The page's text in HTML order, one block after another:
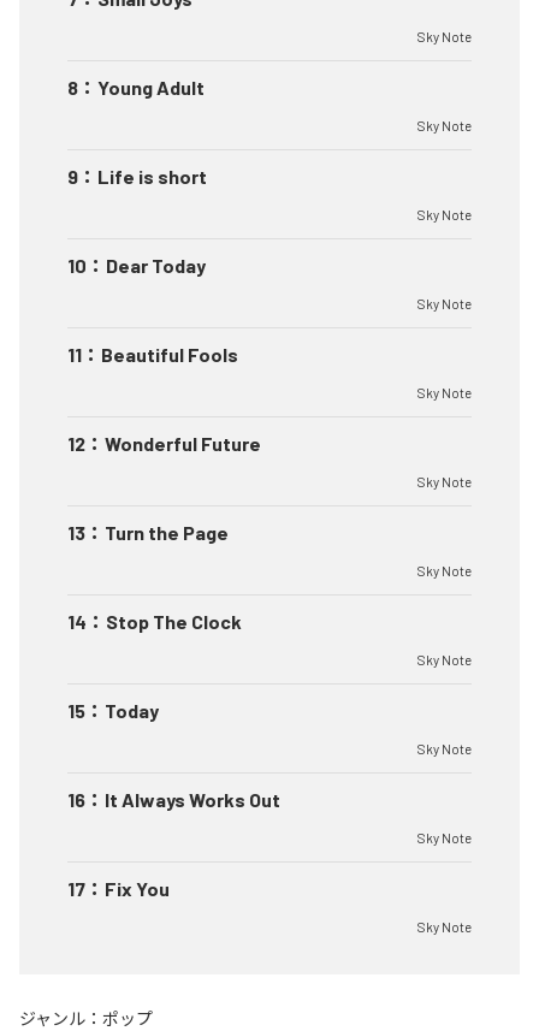
Sky Note
8 ： Young Adult
Sky Note
9 ： Life is short
Sky Note
10 ： Dear Today
Sky Note
11 ： Beautiful Fools
Sky Note
12 ： Wonderful Future
Sky Note
13 ： Turn the Page
Sky Note
14 ： Stop The Clock
Sky Note
15 ： Today
Sky Note
16 ： It Always Works Out
Sky Note
17 ： Fix You
Sky Note
ジャンル： ポップ